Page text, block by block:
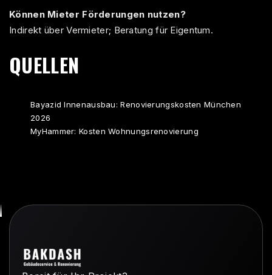
Können Mieter Förderungen nutzen?
Indirekt über Vermieter; Beratung für Eigentum.
QUELLEN
Bayazid Innenausbau: Renovierungskosten München
2026
MyHammer: Kosten Wohnungsrenovierung